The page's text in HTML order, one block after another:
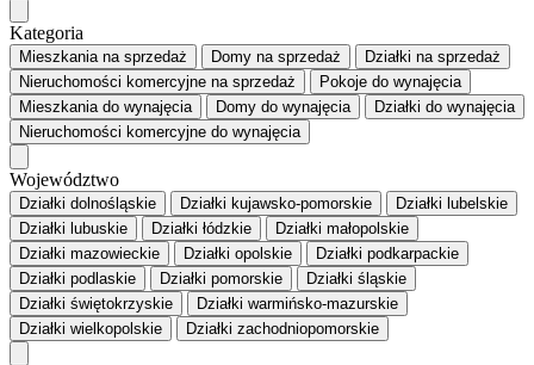
Kategoria
Mieszkaniana sprzedaż Domy na sprzedaż Działki na sprzedaż
Nieruchomości komercyjne na sprzedaż Pokoje do wynajęcia
Mieszkaniado wynajęcia Domy do wynajęcia Działki do wynajęcia
Nieruchomości komercyjne do wynajęcia
Województwo
Działki dolnośląskie Działki kujawsko-pomorskie
Działki lubelskie
Działki lubuskie
Działki łódzkie
Działki małopolskie
Działki mazowieckie
Działki opolskie
Działki podkarpackie
Działki podlaskie
Działki pomorskie
Działki śląskie
Działki świętokrzyskie
Działki warmińsko-mazurskie
Działki wielkopolskie
Działki zachodniopomorskie